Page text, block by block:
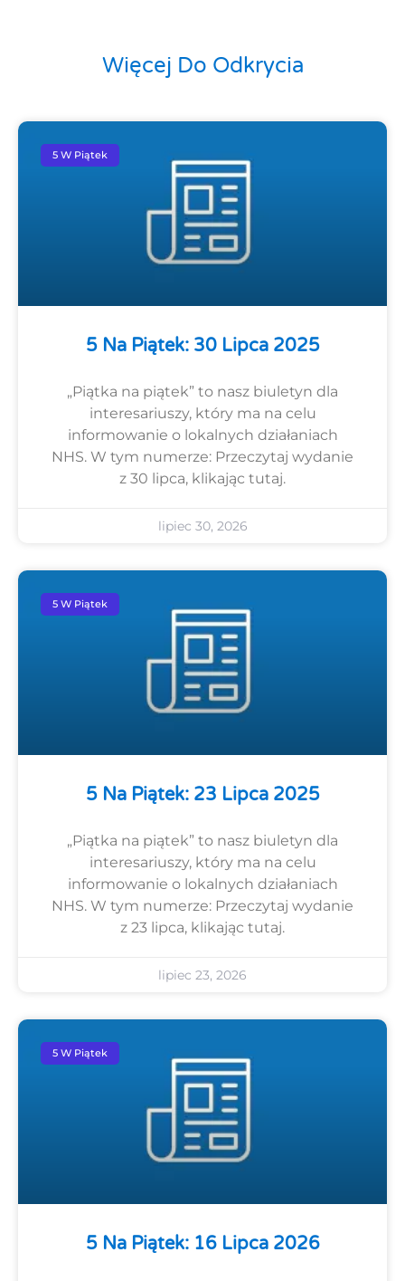
Więcej Do Odkrycia
5 W Piątek
5 Na Piątek: 30 Lipca 2025
„Piątka na piątek” to nasz biuletyn dla
interesariuszy, który ma na celu
informowanie o lokalnych działaniach
NHS. W tym numerze: Przeczytaj wydanie
z 30 lipca, klikając tutaj.
lipiec 30, 2026
5 W Piątek
5 Na Piątek: 23 Lipca 2025
„Piątka na piątek” to nasz biuletyn dla
interesariuszy, który ma na celu
informowanie o lokalnych działaniach
NHS. W tym numerze: Przeczytaj wydanie
z 23 lipca, klikając tutaj.
lipiec 23, 2026
5 W Piątek
5 Na Piątek: 16 Lipca 2026